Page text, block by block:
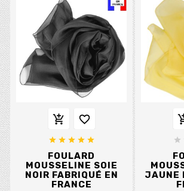
 
    
FOULARD
MOUSSELINE SOIE
NOIR FABRIQUÉ EN
FRANCE

JAUNE